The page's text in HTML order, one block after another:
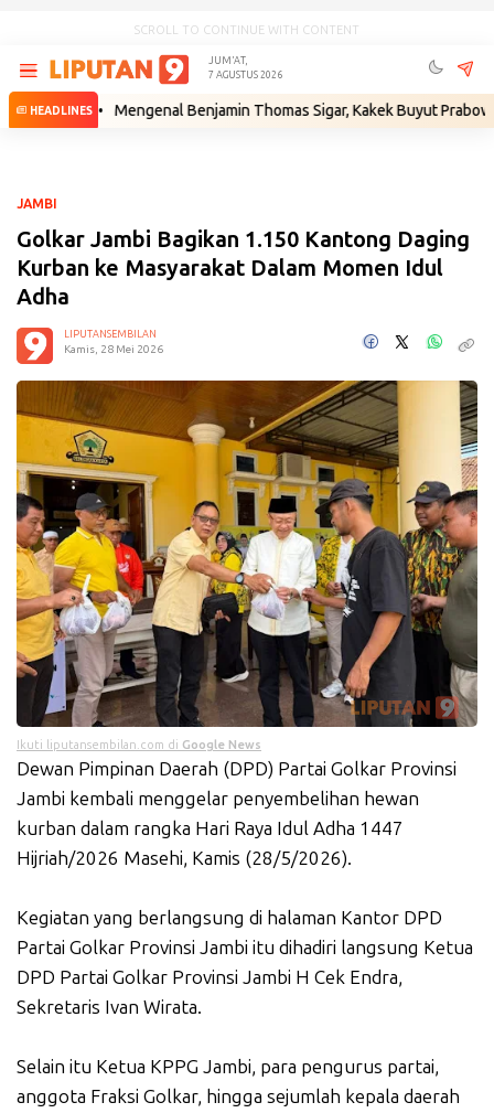
SCROLL TO CONTINUE WITH CONTENT
JUM'AT,
7 AGUSTUS 2026
HEADLINES
• Mengenal Benjamin Thomas Sigar, Kakek Buyut Prabowo dari
JAMBI
Golkar Jambi Bagikan 1.150 Kantong Daging
Kurban ke Masyarakat Dalam Momen Idul
Adha
LIPUTANSEMBILAN
Kamis, 28 Mei 2026
Ikuti liputansembilan.com di Google News
Dewan Pimpinan Daerah (DPD) Partai Golkar Provinsi
Jambi kembali menggelar penyembelihan hewan
kurban dalam rangka Hari Raya Idul Adha 1447
Hijriah/2026 Masehi, Kamis (28/5/2026).
Kegiatan yang berlangsung di halaman Kantor DPD
Partai Golkar Provinsi Jambi itu dihadiri langsung Ketua
DPD Partai Golkar Provinsi Jambi H Cek Endra,
Sekretaris Ivan Wirata.
Selain itu Ketua KPPG Jambi, para pengurus partai,
anggota Fraksi Golkar, hingga sejumlah kepala daerah